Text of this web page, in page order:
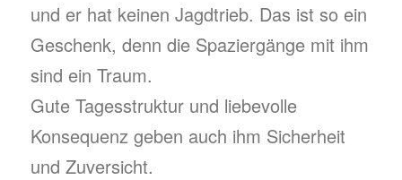
und er hat keinen Jagdtrieb. Das ist so ein
Geschenk, denn die Spaziergänge mit ihm
sind ein Traum.
Gute Tagesstruktur und liebevolle
Konsequenz geben auch ihm Sicherheit
und Zuversicht.